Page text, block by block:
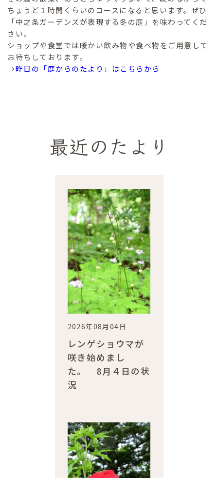
ちょうど１時間くらいのコースになると思います。ぜひ
「中之条ガーデンズが表現する冬の庭」を味わってくだ
さい。
ショップや食堂では暖かい飲み物や食べ物をご用意して
お待ちしております。
→昨日の「庭からのたより」はこちらから
最近のたより
2026年08月04日
レンゲショウマが
咲き始めまし
た。 8月４日の状
況